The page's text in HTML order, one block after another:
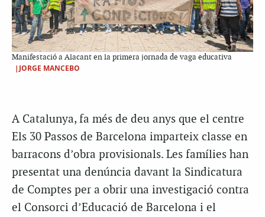
Manifestació a Alacant en la primera jornada de vaga educativa
|JORGE MANCEBO
A Catalunya, fa més de deu anys que el centre
Els 30 Passos de Barcelona imparteix classe en
barracons d’obra provisionals. Les famílies han
presentat una denúncia davant la Sindicatura
de Comptes per a obrir una investigació contra
el Consorci d’Educació de Barcelona i el